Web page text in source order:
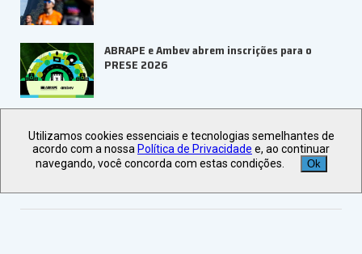
ABRAPE e Ambev abrem inscrições para o
PRESE 2026
corporativas em 2027
Utilizamos cookies essenciais e tecnologias semelhantes de
acordo com a nossa Política de Privacidade e, ao continuar
navegando, você concorda com estas condições.
Ok